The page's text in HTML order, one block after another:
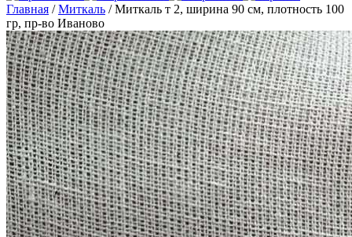
Главная /Миткаль / Миткаль т 2, ширина 90 см, плотность 100
гр, пр-во Иваново